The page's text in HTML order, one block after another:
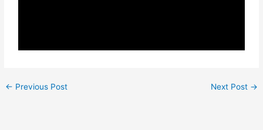
← Previous Post Next Post →